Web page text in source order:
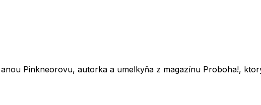
Pinkneorovu, autorka a umelkyňa z magazínu Proboha!,